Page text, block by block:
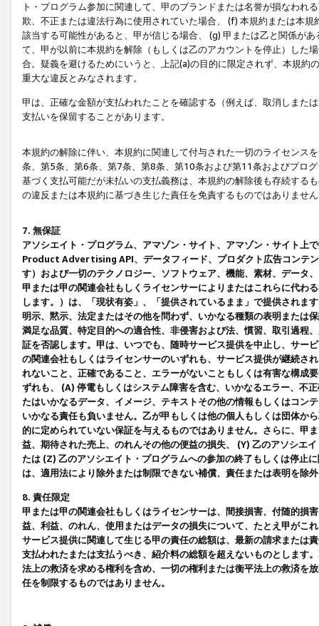
ト・プログラム参加に関連して、甲のブランドまたは名誉が損なわれ
欺、不正または違法行為に使用されていた場合、 (f) 本規約または本
該当する可能性があると、甲が信じる場合、 (g) 甲または乙と関係が
て、甲が以前に本規約を解除（もしくは乙のアカウントを停止）した
合。疑義を避けるためにいうと、上記(a)の目的に限定されず、本規
重大な違反とみなされます。
甲は、正確な金額が支払われたことを確認する（例えば、取消しまた
支払いを保留することがあります。
本規約の解除に伴い、本規約に関連して付与された一切のライセンス
条、第5条、第6条、第7条、第8条、第10条および第11条およびプロ
基づく支払可能だが未払いの支払義務は、本規約の解除後も存続する
の違反または本規約に基づき生じた責任を免責するものではありませ
7. 無保証
アソシエイト・プログラム、アマゾン・サイト、アマゾン・サイト上
Product Advertising API、データフィード、プロダクト広告コンテ
す）および一切のテクノロジー、ソフトウェア、機能、素材、データ
甲または甲の関連会社もしくライセンサーによりまたはこれらに代わ
します。）は、「現状有姿」、「提供されているまま」で提供されま
明示、黙示、法定またはその他を問わず、いかなる種類の表明または
満足な品質、特定目的への適合性、非侵害および法、慣習、取引過程
証を否認します。甲は、いつでも、随時サービス提供を中止し、サー
の関連会社もしくはライセンサーのいずれも、サービス提供が継続さ
れないこと、正確であること、エラーがないこともしくは有害な構成
ずれも、 (A) 停電もしくはシステム障害を含む、いかなるエラー、不
たはいかなるデータ、イメージ、テキストその他の情報もしくはコン
いかなる責任も負いません。乙が甲もしくは他の個人もしくは団体か
的に定められていない保証を与えるものではありません。さらに、甲
益、期待された売上、のれんその他の便益の損失、 (Y) 乙のアソシエ
たは (Z) 乙のアソシエイト・プログラムへの参加の終了もしくは停止
は、適用法により除外または制限できない補償、責任または表明を除
8. 責任限定
甲または甲の関連会社もしくはライセンサーは、間接損害、付随的損
益、利益、のれん、使用またはデータの損失について、たとえ甲がこ
サービス提供に関連して生じる甲の責任の総額は、最新の請求または
支払われたまたは支払うべき、紹介料の総額を超えないものとします
法上の救済を求める権利を含め、一切の権利または衡平法上の救済を
任を制限するものではありません。